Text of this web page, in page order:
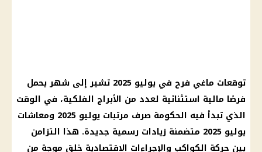
توقعات ماغي فرح في يوليو 2025 تشير إلى شهر يحمل
فرصًا مالية استثنائية لعدد من الأبراج الفلكية، في الوقت
الذي تبدأ فيه الحكومة صرف مرتبات يوليو 2025 ومعاشات
يوليو 2025 متضمنة زيادات رسمية جديدة. هذا التزامن
بين حركة الكواكب والإجراءات الاقتصادية خلق موجة من